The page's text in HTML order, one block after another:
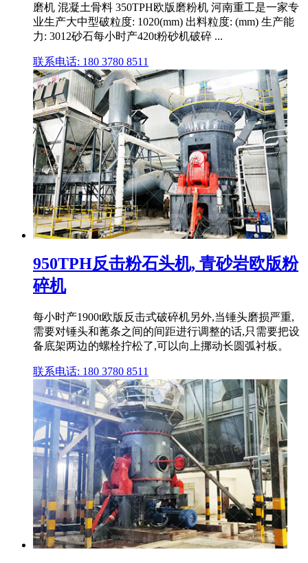
磨机 混凝土骨料 350TPH欧版磨粉机 河南重工是一家专
业生产大中型破粒度: 1020(mm) 出料粒度: (mm) 生产能
力: 3012砂石每小时产420t粉砂机破碎 ...
联系电话: 180 3780 8511
950TPH反击粉石头机, 青砂岩欧版粉
碎机
每小时产1900t欧版反击式破碎机另外,当锤头磨损严重,
需要对锤头和蓖条之间的间距进行调整的话,只需要把设
备底架两边的螺栓拧松了,可以向上挪动长圆弧衬板。
联系电话: 180 3780 8511